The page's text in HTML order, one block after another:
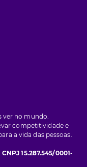
ver no mundo.
competitividade e
a vida das pessoas.
CNPJ 15.287.545/0001-